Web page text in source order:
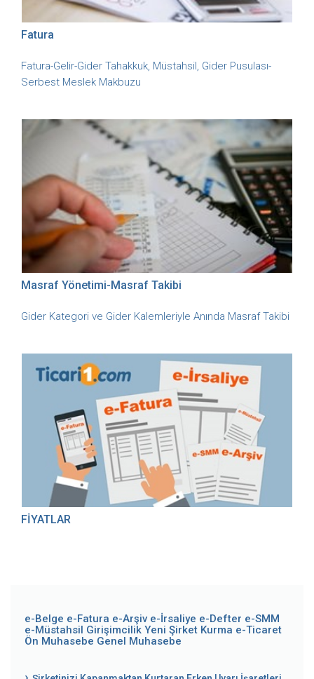
Fatura
Fatura-Gelir-Gider Tahakkuk, Müstahsil, Gider Pusulası-
Serbest Meslek Makbuzu
Masraf Yönetimi-Masraf Takibi
Gider Kategori ve Gider Kalemleriyle Anında Masraf Takibi
FİYATLAR
e-Belge e-Fatura e-Arşiv e-İrsaliye e-Defter e-SMM
e-Müstahsil Girişimcilik Yeni Şirket Kurma e-Ticaret
Ön Muhasebe Genel Muhasebe